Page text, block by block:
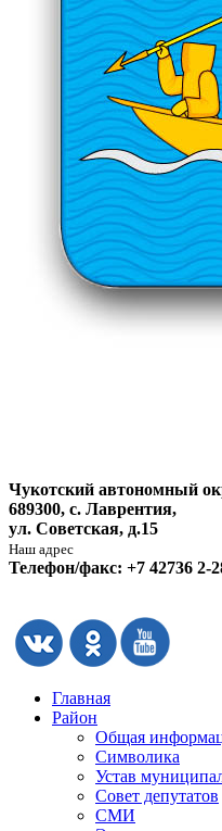
Чукотский автономный
689300, с. Лаврентия,
ул. Советская, д.15
Наш адрес
Телефон/факс: +7 42736 2-
Главная
Район
Общая
Символика
Устав
Совет депутатов
СМИ